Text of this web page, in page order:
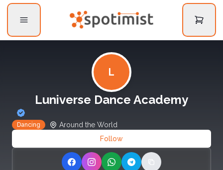
L
Luniverse Dance Academy
Dancing
Around the World
Follow
Share on Facebook
Share on Instagram
Share on WhatsApp
Share on Telegram
Copy link